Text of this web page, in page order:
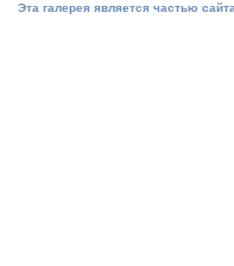
Эта галерея является частью